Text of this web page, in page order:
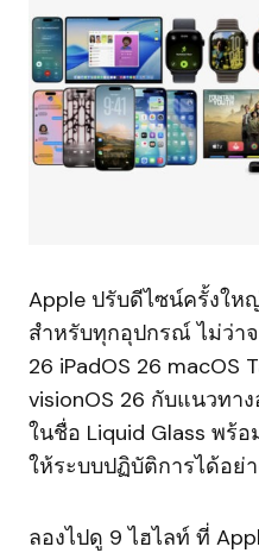
Apple ปรับดีไซน์ครั้งให
สำหรับทุกอุปกรณ์ ไม่ว่า
26 iPadOS 26 macOS
visionOS 26 กับแนวทา
ในชื่อ Liquid Glass พร้
ให้ระบบปฏิบัติการได้อย่
ลองไปดู 9 ไฮไลท์ ที่